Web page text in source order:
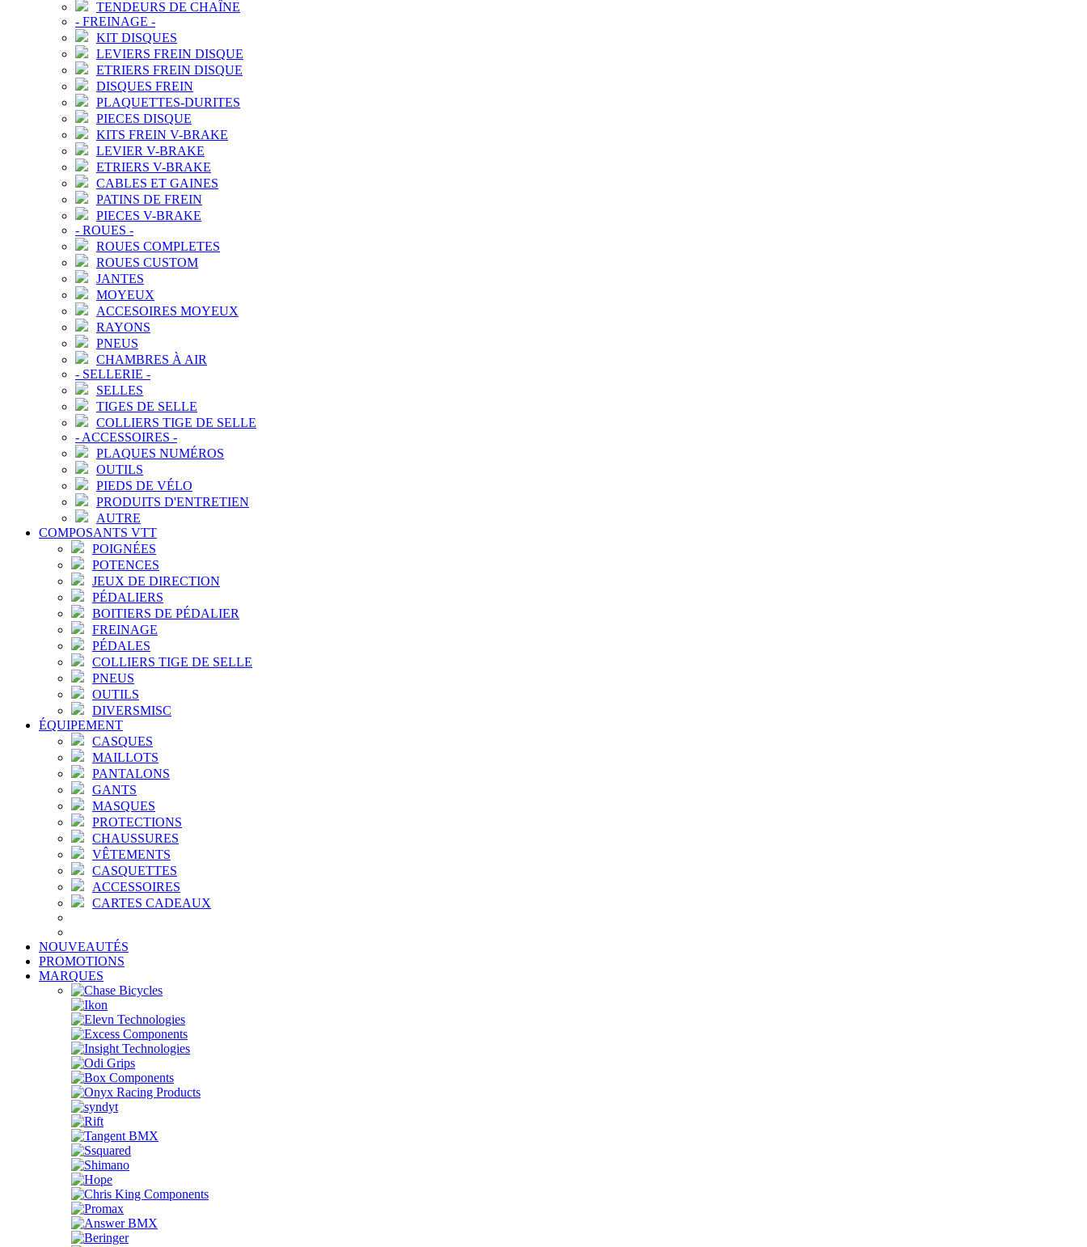
TENDEURS DE CHAÎNE
- FREINAGE -
KIT DISQUES
LEVIERS FREIN DISQUE
ETRIERS FREIN DISQUE
DISQUES FREIN
PLAQUETTES-DURITES
PIECES DISQUE
KITS FREIN V-BRAKE
LEVIER V-BRAKE
ETRIERS V-BRAKE
CABLES ET GAINES
PATINS DE FREIN
PIECES V-BRAKE
- ROUES -
ROUES COMPLETES
ROUES CUSTOM
JANTES
MOYEUX
ACCESOIRES MOYEUX
RAYONS
PNEUS
CHAMBRES À AIR
- SELLERIE -
SELLES
TIGES DE SELLE
COLLIERS TIGE DE SELLE
- ACCESSOIRES -
PLAQUES NUMÉROS
OUTILS
PIEDS DE VÉLO
PRODUITS D'ENTRETIEN
AUTRE
COMPOSANTS VTT
POIGNÉES
POTENCES
JEUX DE DIRECTION
PÉDALIERS
BOITIERS DE PÉDALIER
FREINAGE
PÉDALES
COLLIERS TIGE DE SELLE
PNEUS
OUTILS
DIVERSMISC
ÉQUIPEMENT
CASQUES
MAILLOTS
PANTALONS
GANTS
MASQUES
PROTECTIONS
CHAUSSURES
VÊTEMENTS
CASQUETTES
ACCESSOIRES
CARTES CADEAUX
NOUVEAUTÉS
PROMOTIONS
MARQUES